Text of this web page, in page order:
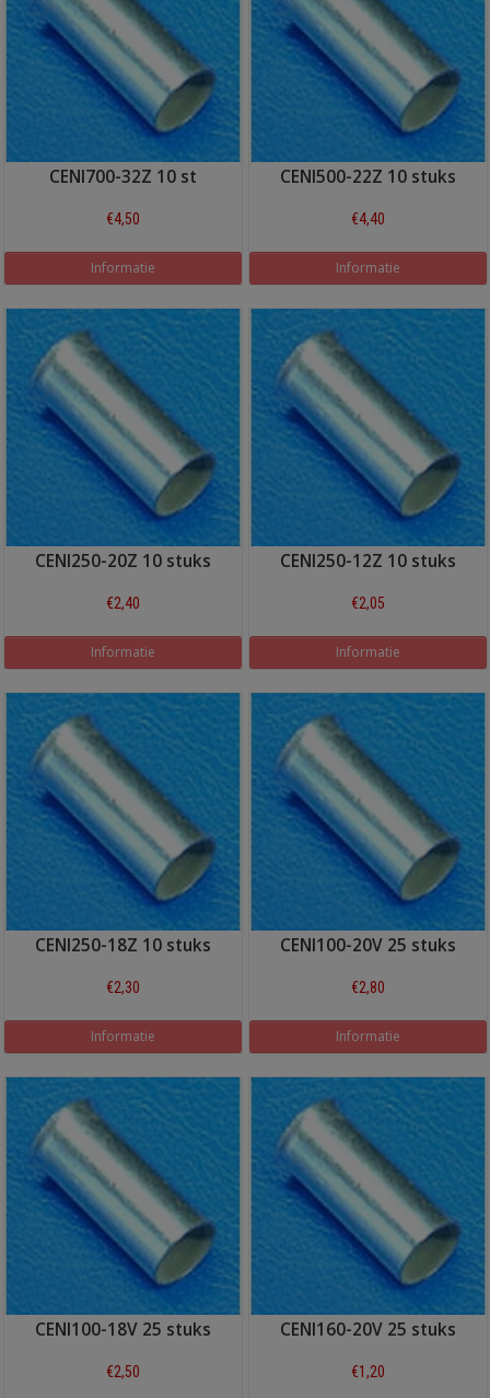
CENI700-32Z 10 st
€4,50
Informatie
CENI500-22Z 10 stuks
€4,40
Informatie
CENI250-20Z 10 stuks
€2,40
Informatie
CENI250-12Z 10 stuks
€2,05
Informatie
CENI250-18Z 10 stuks
€2,30
Informatie
CENI100-20V 25 stuks
€2,80
Informatie
CENI100-18V 25 stuks
€2,50
CENI160-20V 25 stuks
€1,20